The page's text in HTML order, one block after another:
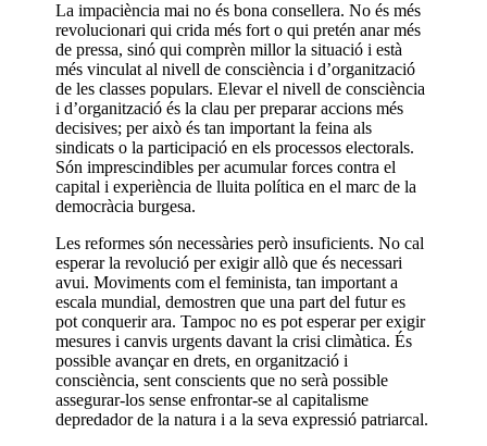
La impaciència mai no és bona consellera. No és més
revolucionari qui crida més fort o qui pretén anar més
de pressa, sinó qui comprèn millor la situació i està
més vinculat al nivell de consciència i d’organització
de les classes populars. Elevar el nivell de consciència
i d’organització és la clau per preparar accions més
decisives; per això és tan important la feina als
sindicats o la participació en els processos electorals.
Són imprescindibles per acumular forces contra el
capital i experiència de lluita política en el marc de la
democràcia burgesa.
Les reformes són necessàries però insuficients. No cal
esperar la revolució per exigir allò que és necessari
avui. Moviments com el feminista, tan important a
escala mundial, demostren que una part del futur es
pot conquerir ara. Tampoc no es pot esperar per exigir
mesures i canvis urgents davant la crisi climàtica. És
possible avançar en drets, en organització i
consciència, sent conscients que no serà possible
assegurar-los sense enfrontar-se al capitalisme
depredador de la natura i a la seva expressió patriarcal.